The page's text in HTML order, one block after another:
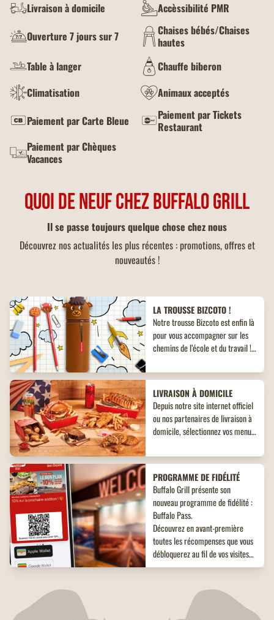
Livraison à domicile
Accèssibilité PMR
Ouverture 7 jours sur 7
Chaises bébés/Chaises
hautes
Table à langer
Chauffe biberon
Climatisation
Animaux acceptés
Paiement par Carte Bleue
Paiement par Tickets
Restaurant
Paiement par Chèques
Vacances
QUOI DE NEUF CHEZ BUFFALO GRILL
Il se passe toujours quelque chose chez nous
Découvrez nos actualités les plus récentes : promotions, offres et
nouveautés !
LA TROUSSE BIZCOTO !
Notre trousse Bizcoto est enfin là
pour vous accompagner sur les
chemins de l’école et du travail !
inédit à ne pas manquer !
LIVRAISON À DOMICILE
Depuis notre site internet officiel
ou nos partenaires de livraison à
domicile, sélectionnez vos menus,
desserts. Un large choix de plats
vous attend, adaptés à toutes les
envies !
PROGRAMME DE FIDÉLITÉ
Buffalo Grill présente son
nouveau programme de fidélité :
Buffalo Pass.
Découvrez en avant-première
toutes les récompenses que vous
débloquerez au fil de vos visites
dans nos restaurants. Avec son
sûrs d'être gagnant.
Commandez à emporter chez
Buffalo Grill, votre restaurant